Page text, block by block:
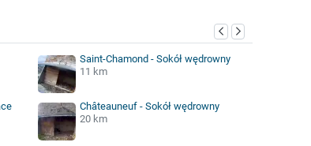
Saint-Chamond - Sokół wędrowny
11 km
Châteauneuf - Sokół wędrowny
20 km